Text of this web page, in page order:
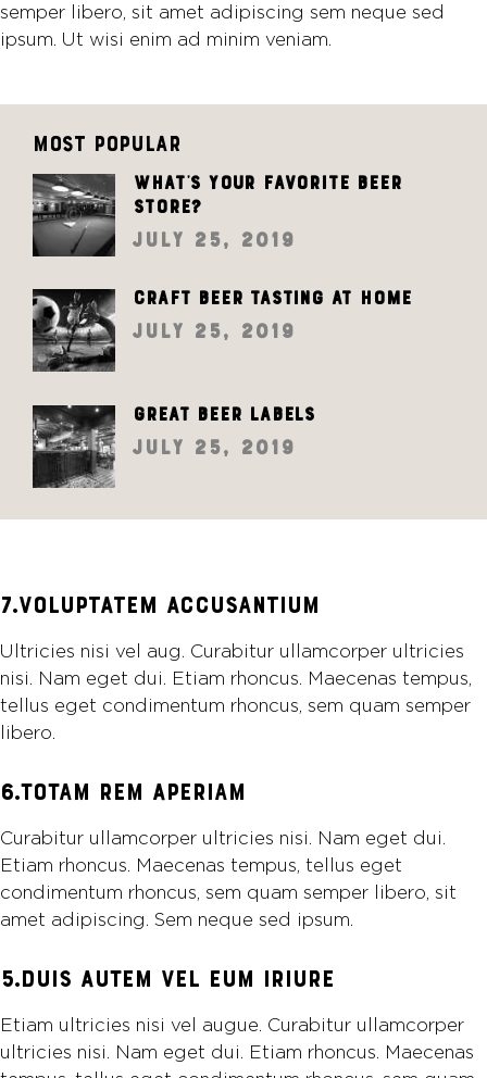
semper libero, sit amet adipiscing sem neque sed
ipsum. Ut wisi enim ad minim veniam.
MOST POPULAR
What’s your favorite beer
store?
July 25, 2019
Craft beer tasting at home
July 25, 2019
Great beer labels
July 25, 2019
7.VOLUPTATEM ACCUSANTIUM
Ultricies nisi vel aug. Curabitur ullamcorper ultricies
nisi. Nam eget dui. Etiam rhoncus. Maecenas tempus,
tellus eget condimentum rhoncus, sem quam semper
libero.
6.TOTAM REM APERIAM
Curabitur ullamcorper ultricies nisi. Nam eget dui.
Etiam rhoncus. Maecenas tempus, tellus eget
condimentum rhoncus, sem quam semper libero, sit
amet adipiscing. Sem neque sed ipsum.
5.DUIS AUTEM VEL EUM IRIURE
Etiam ultricies nisi vel augue. Curabitur ullamcorper
ultricies nisi. Nam eget dui. Etiam rhoncus. Maecenas